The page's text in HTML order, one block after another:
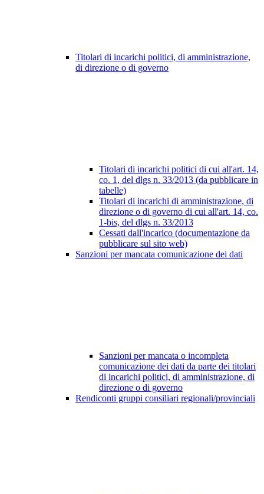
Titolari di incarichi politici, di amministrazione,
di direzione o di governo
Titolari di incarichi politici di cui all'art. 14,
co. 1, del dlgs n. 33/2013 (da pubblicare in
tabelle)
Titolari di incarichi di amministrazione, di
direzione o di governo di cui all'art. 14, co.
1-bis, del dlgs n. 33/2013
Cessati dall'incarico (documentazione da
pubblicare sul sito web)
Sanzioni per mancata comunicazione dei dati
Sanzioni per mancata o incompleta
comunicazione dei dati da parte dei titolari
di incarichi politici, di amministrazione, di
direzione o di governo
Rendiconti gruppi consiliari regionali/provinciali